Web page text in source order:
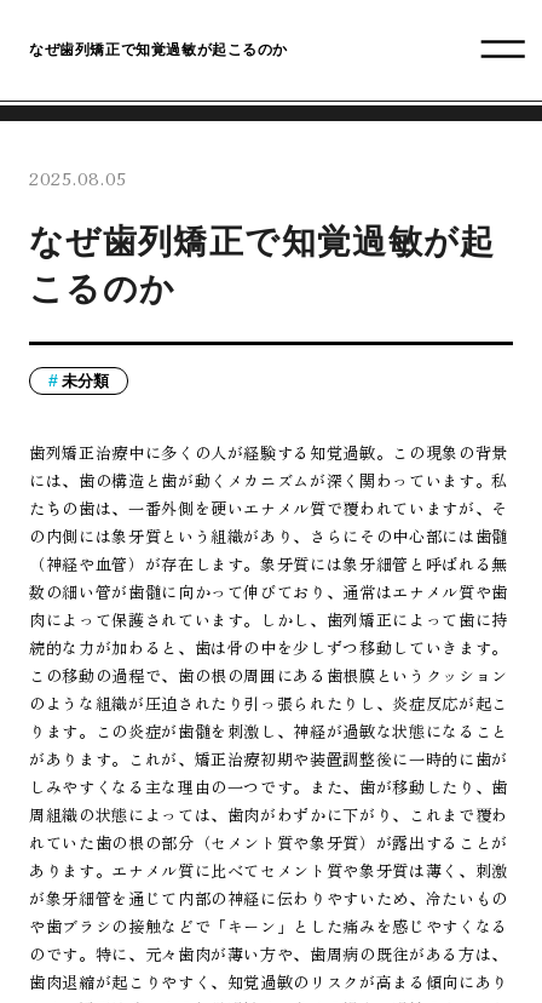
なぜ歯列矯正で知覚過敏が起こるのか
2025.08.05
なぜ歯列矯正で知覚過敏が起
こるのか
未分類
歯列矯正治療中に多くの人が経験する知覚過敏。この現象の背景
には、歯の構造と歯が動くメカニズムが深く関わっています。私
たちの歯は、一番外側を硬いエナメル質で覆われていますが、そ
の内側には象牙質という組織があり、さらにその中心部には歯髄
（神経や血管）が存在します。象牙質には象牙細管と呼ばれる無
数の細い管が歯髄に向かって伸びており、通常はエナメル質や歯
肉によって保護されています。しかし、歯列矯正によって歯に持
続的な力が加わると、歯は骨の中を少しずつ移動していきます。
この移動の過程で、歯の根の周囲にある歯根膜というクッション
のような組織が圧迫されたり引っ張られたりし、炎症反応が起こ
ります。この炎症が歯髄を刺激し、神経が過敏な状態になること
があります。これが、矯正治療初期や装置調整後に一時的に歯が
しみやすくなる主な理由の一つです。また、歯が移動したり、歯
周組織の状態によっては、歯肉がわずかに下がり、これまで覆わ
れていた歯の根の部分（セメント質や象牙質）が露出することが
あります。エナメル質に比べてセメント質や象牙質は薄く、刺激
が象牙細管を通じて内部の神経に伝わりやすいため、冷たいもの
や歯ブラシの接触などで「キーン」とした痛みを感じやすくなる
のです。特に、元々歯肉が薄い方や、歯周病の既往がある方は、
歯肉退縮が起こりやすく、知覚過敏のリスクが高まる傾向にあり